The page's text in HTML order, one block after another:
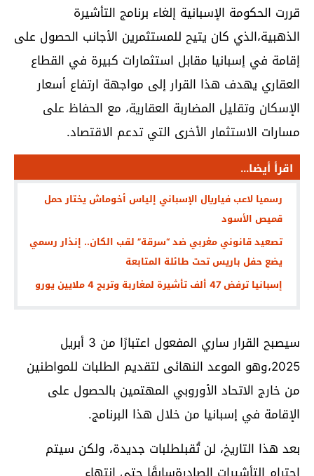
قررت الحكومة الإسبانية إلغاء برنامج التأشيرة
الذهبية،الذي كان يتيح للمستثمرين الأجانب الحصول على
إقامة في إسبانيا مقابل استثمارات كبيرة في القطاع
العقاري يهدف هذا القرار إلى مواجهة ارتفاع أسعار
الإسكان وتقليل المضاربة العقارية، مع الحفاظ على
مسارات الاستثمار الأخرى التي تدعم الاقتصاد.
اقرأ أيضا...
رسميا لاعب فياريال الإسباني إلياس أخوماش يختار حمل
قميص الأسود
تصعيد قانوني مغربي ضد “سرقة” لقب الكان.. إنذار رسمي
يضع حفل باريس تحت طائلة المتابعة
إسبانيا ترفض 47 ألف تأشيرة لمغاربة وتربح 4 ملايين يورو
سيصبح القرار ساري المفعول اعتبارًا من 3 أبريل
2025،وهو الموعد النهائى لتقديم الطلبات للمواطنين
من خارج الاتحاد الأوروبي المهتمين بالحصول على
الإقامة في إسبانيا من خلال هذا البرنامج.
بعد هذا التاريخ، لن تُقبلطلبات جديدة، ولكن سيتم